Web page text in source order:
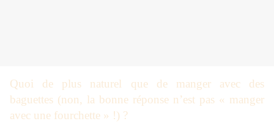
Quoi de plus naturel que de manger avec des
baguettes (non, la bonne réponse n’est pas « manger
avec une fourchette » !) ?